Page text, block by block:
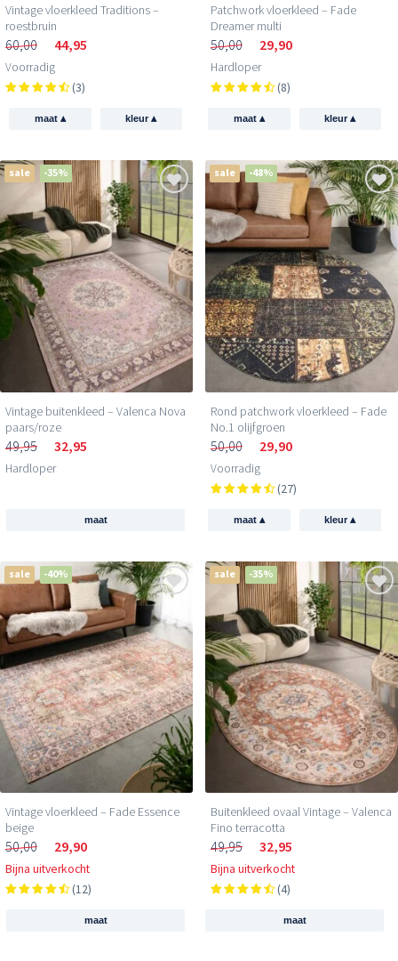
Vintage vloerkleed Traditions –
roestbruin
60,00 44,95
Voorradig
(3)
maat ▴ kleur▴
Patchwork vloerkleed – Fade
Dreamer multi
50,00 29,90
Hardloper
(8)
maat ▴ kleur▴
sale -35%
Vintage buitenkleed – Valenca Nova
paars/roze
49,95 32,95
Hardloper
maat
sale -48%
Rond patchwork vloerkleed – Fade
No.1 olijfgroen
50,00 29,90
Voorradig
(27)
maat ▴ kleur▴
sale -40%
Vintage vloerkleed – Fade Essence
beige
50,00 29,90
Bijna uitverkocht
(12)
maat
sale -35%
Buitenkleed ovaal Vintage – Valenca
Fino terracotta
49,95 32,95
Bijna uitverkocht
(4)
maat